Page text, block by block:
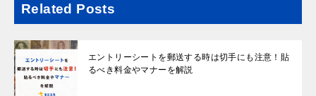
Related Posts
エントリーシートを郵送する時は切手にも注意！貼
るべき料金やマナーを解説